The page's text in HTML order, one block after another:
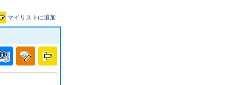
マイリストに追加